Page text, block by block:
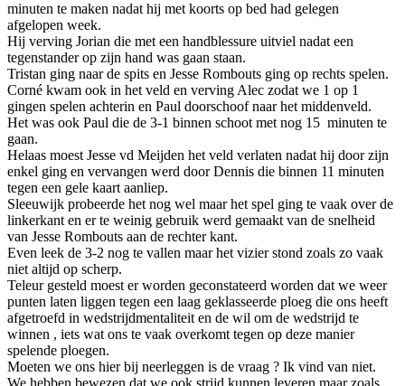
minuten te maken nadat hij met koorts op bed had gelegen
afgelopen week.
Hij verving Jorian die met een handblessure uitviel nadat een
tegenstander op zijn hand was gaan staan.
Tristan ging naar de spits en Jesse Rombouts ging op rechts spelen.
Corné kwam ook in het veld en verving Alec zodat we 1 op 1
gingen spelen achterin en Paul doorschoof naar het middenveld.
Het was ook Paul die de 3-1 binnen schoot met nog 15 minuten te
gaan.
Helaas moest Jesse vd Meijden het veld verlaten nadat hij door zijn
enkel ging en vervangen werd door Dennis die binnen 11 minuten
tegen een gele kaart aanliep.
Sleeuwijk probeerde het nog wel maar het spel ging te vaak over de
linkerkant en er te weinig gebruik werd gemaakt van de snelheid
van Jesse Rombouts aan de rechter kant.
Even leek de 3-2 nog te vallen maar het vizier stond zoals zo vaak
niet altijd op scherp.
Teleur gesteld moest er worden geconstateerd worden dat we weer
punten laten liggen tegen een laag geklasseerde ploeg die ons heeft
afgetroefd in wedstrijdmentaliteit en de wil om de wedstrijd te
winnen , iets wat ons te vaak overkomt tegen op deze manier
spelende ploegen.
Moeten we ons hier bij neerleggen is de vraag ? Ik vind van niet.